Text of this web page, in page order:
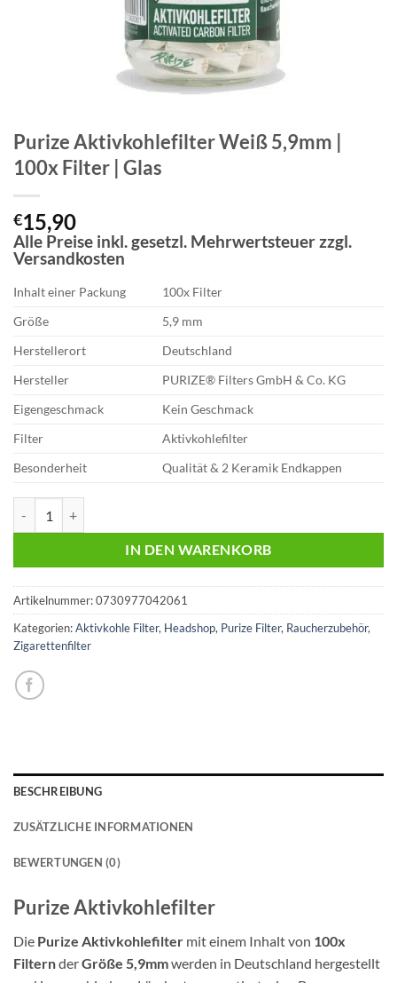
Purize Aktivkohlefilter Weiß 5,9mm |
100x Filter | Glas
€15,90
Alle Preise inkl. gesetzl. Mehrwertsteuer zzgl.
Versandkosten
Inhalt einer Packung
100x Filter
Größe
5,9 mm
Herstellerort
Deutschland
Hersteller
PURIZE® Filters GmbH & Co. KG
Eigengeschmack
Kein Geschmack
Filter
Aktivkohlefilter
Besonderheit
Qualität & 2 Keramik Endkappen
IN DEN WARENKORB
Artikelnummer:0730977042061
Kategorien:Aktivkohle Filter, Headshop, Purize Filter, Raucherzubehör,
Zigarettenfilter
BESCHREIBUNG
ZUSÄTZLICHE INFORMATIONEN
BEWERTUNGEN (0)
Purize Aktivkohlefilter
Die Purize Aktivkohlefilter mit einem Inhalt von 100x
FilternderGröße 5,9mmwerden in Deutschland hergestellt